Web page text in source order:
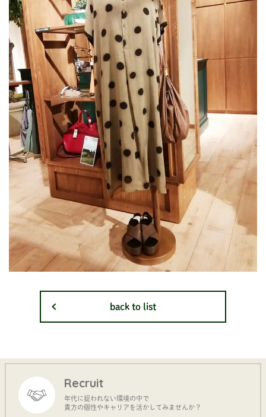
back to list
Recruit
年代に捉われない環境の中で
貴方の個性やキャリアを活かしてみませんか？